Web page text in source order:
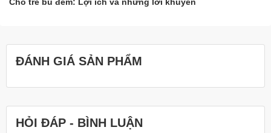
Cho trẻ bú đêm: Lợi ích và những lời khuyên
ĐÁNH GIÁ SẢN PHẨM
HỎI ĐÁP - BÌNH LUẬN